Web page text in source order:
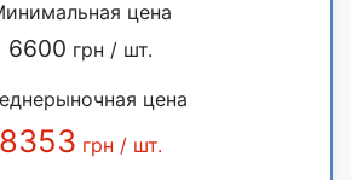
цена
6600 грн / шт.
цена
8353 грн / шт.